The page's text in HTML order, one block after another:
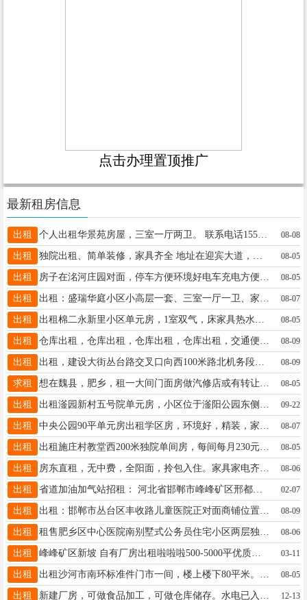
点击办理置顶推广
最新租房信息
出租 个人出租华景苑房屋，三室一厅两卫。 联系电话15533007833 08-08
出租 08-05
出租 08-05
出租 08-07
出租 08-05
出租 08-09
出租 出租，建设大街丛台路交叉口向西100米路北机务段家属院单元房一套，家居家电齐全，有需要的联系15033009604 所在小区：丛台西路机务段家属院 08-09
求租 08-05
出租 09-22
出租 08-07
出租 出租施庄村教堂西200米独院单间房，每间每月230元—300元不等，可季度租、年租。18031060895 08-05
出租 08-06
出租 省道加油加气站招租： 河北省邯郸市峰峰矿区邢都公路四矿段南侧。总占地面积约3996.83㎡，总建筑面积541.82㎡，新建站房142.82㎡、加油罩棚399㎡、加油设备4个。拟出租时间为三年（每三年为一个租期，到期前3个月洽谈续租事宜）。意向单位可面谈。 02-07
出租 出租：邯郸市丛台区丰收路儿童医院正对面商铺位置优，适合快餐，冷饮，精品水果，母婴，面积100平 13292051188 08-09
出租 08-06
出租 峰峰矿区新坡 自有厂房出租啦啦啦500-5000平优质厂房。 超优质自有厂房出租，创业梦想起飞地! 各位正在创业或者有扩大生产需求的宝子们看过来!我有超棒的自有厂房出租，绝对是你事业腾飞的不二之选 03-11
出租 08-05
出租 12-13